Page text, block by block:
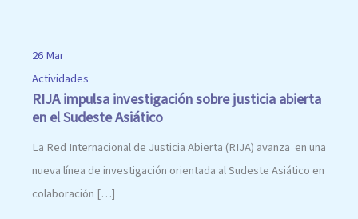
26 Mar
Actividades
RIJA impulsa investigación sobre justicia abierta
en el Sudeste Asiático
La Red Internacional de Justicia Abierta (RIJA) avanza en una
nueva línea de investigación orientada al Sudeste Asiático en
colaboración […]